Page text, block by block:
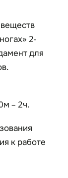
2-
для
– 2ч.
к работе